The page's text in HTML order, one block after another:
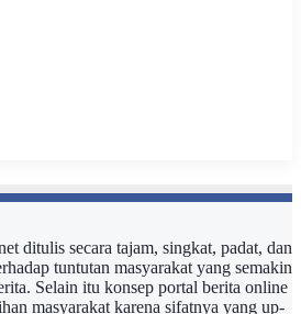
ditulis secara tajam, singkat, padat, dan
tuntutan masyarakat yang semakin
Selain itu konsep portal berita online
masyarakat karena sifatnya yang up-